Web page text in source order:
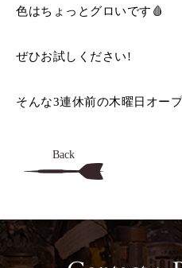
色はちょっとグロいです🩸
ぜひお試しください!
そんな3連休前の木曜日オー
Back